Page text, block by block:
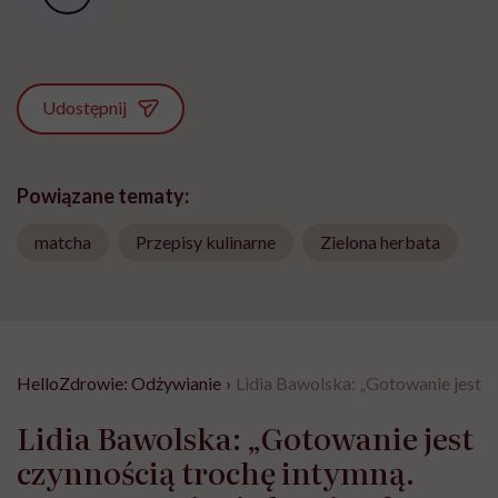
Udostępnij
Powiązane tematy:
matcha Przepisy kulinarne Zielona herbata
HelloZdrowie: Odżywianie › Lidia Bawolska: „Gotowanie jest
Lidia Bawolska: „Gotowanie jest
czynnością trochę intymną.